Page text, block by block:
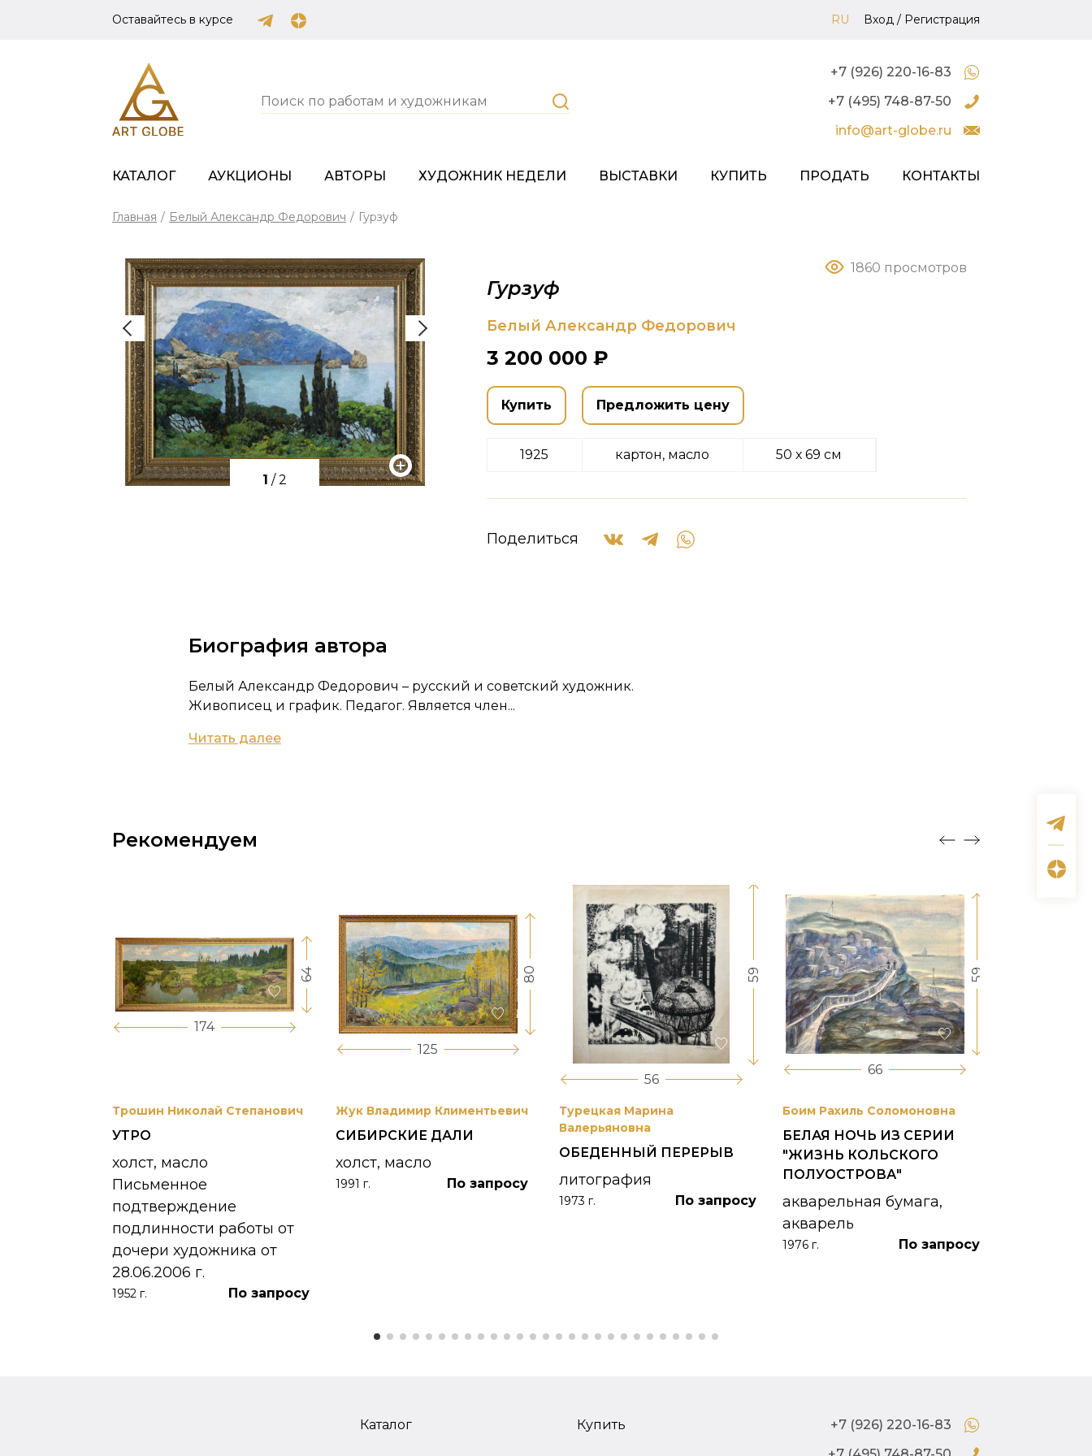
Оставайтесь в курсе RU Вход / Регистрация
+7 (926) 220-16-83
+7 (495) 748-87-50
info@art-globe.ru
КАТАЛОГ АУКЦИОНЫ АВТОРЫ ХУДОЖНИК НЕДЕЛИ ВЫСТАВКИ КУПИТЬ ПРОДАТЬ КОНТАКТЫ
Главная / Белый Александр Федорович / Гурзуф
1 /2
1860 просмотров
Гурзуф
Белый Александр Федорович
3 200 000 ₽
Купить Предложить цену
1925 картон, масло 50 х 69 см
Поделиться
Биография автора
Белый Александр Федорович – русский и советский художник.
Живописец и график. Педагог. Является член...
Читать далее
Рекомендуем
174
64
Трошин Николай Степанович
УТРО
холст, масло
Письменное
подтверждение
подлинности работы от
дочери художника от
28.06.2006 г.
1952 г. По запросу
125
80
Жук Владимир Климентьевич
СИБИРСКИЕ ДАЛИ
холст, масло
1991 г. По запросу
56
59
Турецкая Марина
Валерьяновна
ОБЕДЕННЫЙ ПЕРЕРЫВ
литография
1973 г. По запросу
66
59
Боим Рахиль Соломоновна
БЕЛАЯ НОЧЬ ИЗ СЕРИИ
"ЖИЗНЬ КОЛЬСКОГО
ПОЛУОСТРОВА"
акварельная бумага,
акварель
1976 г. По запросу
Каталог Купить
+7 (926) 220-16-83